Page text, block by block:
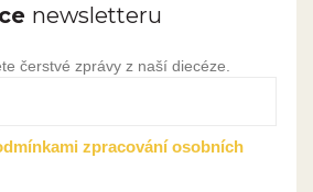
newsletteru
čerstvé zprávy z naší diecéze.
zpracování osobních